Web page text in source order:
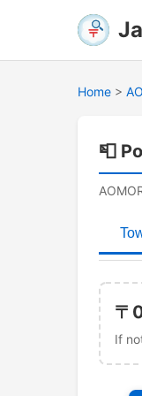
Home >
📮
〒
If